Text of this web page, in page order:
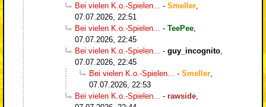
Bei vielen K.o.-Spielen...
- Smeller
07.07.2026, 22:51
Bei vielen K.o.-Spielen...
- TeePee
07.07.2026, 22:45
Bei vielen K.o.-Spielen...
- guy_incognito
07.07.2026, 22:45
Bei vielen K.o.-Spielen...
- Smeller
07.07.2026, 22:53
Bei vielen K.o.-Spielen...
- rawside